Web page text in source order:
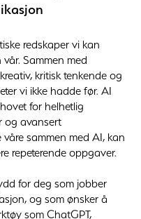
redskaper vi kan
Sammen med
kritisk tenkende og
vi ikke hadde før. AI
for helhetlig
og avansert
sammen med AI, kan
repeterende oppgaver.
for deg som jobber
og som ønsker å
som ChatGPT,